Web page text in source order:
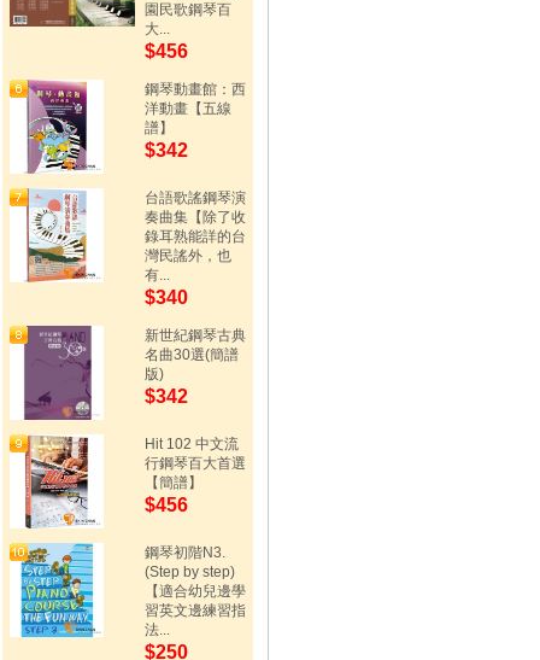
園民歌鋼琴百
大...
$456
鋼琴動畫館：西
洋動畫【五線
譜】
$342
台語歌謠鋼琴演
奏曲集【除了收
錄耳熟能詳的台
灣民謠外，也
有...
$340
新世紀鋼琴古典
名曲30選(簡譜
版)
$342
Hit 102 中文流
行鋼琴百大首選
【簡譜】
$456
鋼琴初階N3.
(Step by step)
【適合幼兒邊學
習英文邊練習指
法...
$250